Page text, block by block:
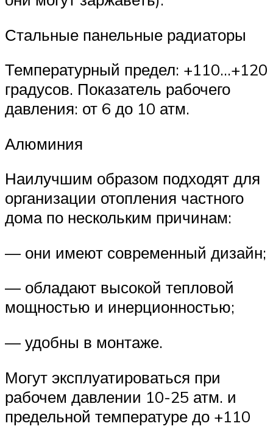
Стальные панельные радиаторы
Температурный предел: +110…+120
градусов. Показатель рабочего
давления: от 6 до 10 атм.
Алюминия
Наилучшим образом подходят для
организации отопления частного
дома по нескольким причинам:
— они имеют современный дизайн;
— обладают высокой тепловой
мощностью и инерционностью;
— удобны в монтаже.
Могут эксплуатироваться при
рабочем давлении 10-25 атм. и
предельной температуре до +110